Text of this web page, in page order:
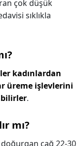
çok düşük
sıklıkla
kadınlardan
üreme işlevlerini
.
mı?
doğurgan çağ 22-30